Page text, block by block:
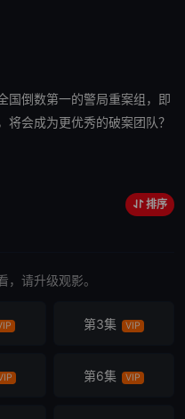
国倒数第一的警局重案组，即
将会成为更优秀的破案团队？
排序
请升级观影。
第3集 VIP
第6集 VIP